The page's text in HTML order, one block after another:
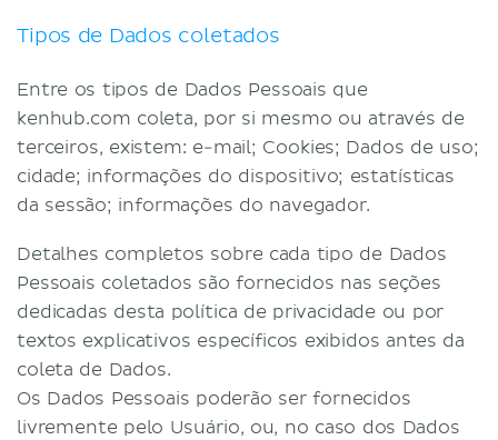
Tipos de Dados coletados
Entre os tipos de Dados Pessoais que
kenhub.com coleta, por si mesmo ou através de
terceiros, existem: e-mail; Cookies; Dados de uso;
cidade; informações do dispositivo; estatísticas
da sessão; informações do navegador.
Detalhes completos sobre cada tipo de Dados
Pessoais coletados são fornecidos nas seções
dedicadas desta política de privacidade ou por
textos explicativos específicos exibidos antes da
coleta de Dados.
Os Dados Pessoais poderão ser fornecidos
livremente pelo Usuário, ou, no caso dos Dados